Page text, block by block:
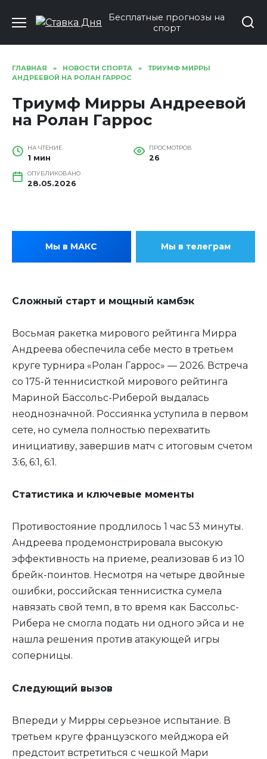
Бесплатные прогнозы на
спорт
ГЛАВНАЯ » НОВОСТИ СПОРТА »
ТРИУМФ МИРРЫ
АНДРЕЕВОЙ НА РОЛАН ГАРРОС
Триумф Мирры Андреевой
на Ролан Гаррос
НА ЧТЕНИЕ
1 мин
ПРОСМОТРОВ
26
ОПУБЛИКОВАНО
28.05.2026
Мы в МАКС Мы в телеграм
Сложный старт и мощный камбэк
Восьмая ракетка мирового рейтинга Мирра
Андреева обеспечила себе место в третьем
круге турнира «Ролан Гаррос» — 2026. Встреча
со 175-й теннисисткой мирового рейтинга
Мариной Бассольс-Риберой выдалась
неоднозначной. Россиянка уступила в первом
сете, но сумела полностью перехватить
инициативу, завершив матч с итоговым счетом
3:6, 6:1, 6:1.
Статистика и ключевые моменты
Противостояние продлилось 1 час 53 минуты.
Андреева продемонстрировала высокую
эффективность на приеме, реализовав 6 из 10
брейк-поинтов. Несмотря на четыре двойные
ошибки, российская теннисистка сумела
навязать свой темп, в то время как Бассольс-
Рибера не смогла подать ни одного эйса и не
нашла решения против атакующей игры
соперницы.
Следующий вызов
Впереди у Мирры серьезное испытание. В
третьем круге французского мейджора ей
предстоит встретиться с чешкой Мари